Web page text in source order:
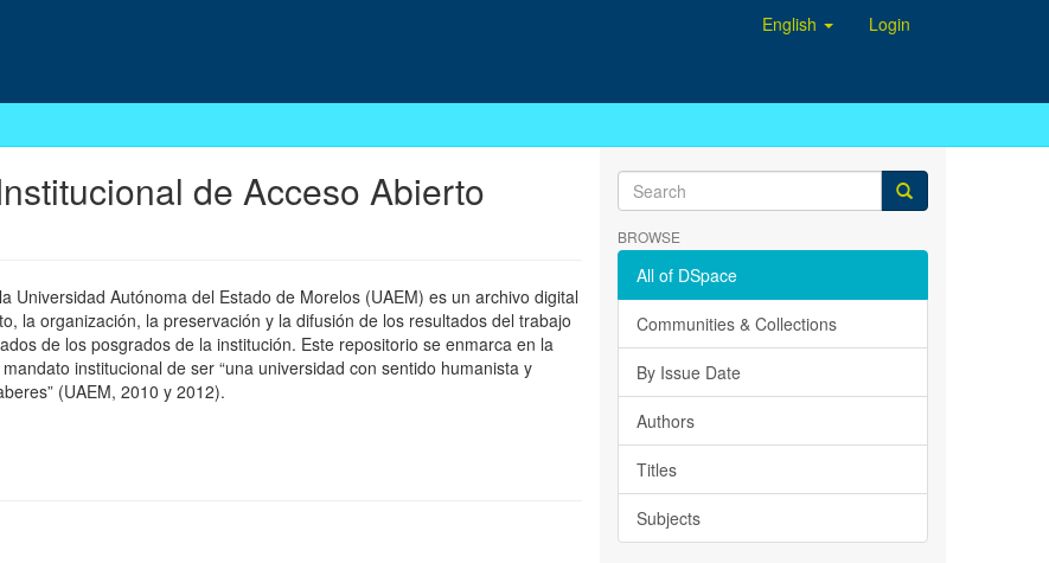
English Login
de Acceso Abierto
Universidad Autónoma del Estado de Morelos (UAEM) es un archivo digital
la organización, la preservación y la difusión de los resultados del trabajo
de los posgrados de la institución. Este repositorio se enmarca en la
institucional de ser “una universidad con sentido humanista y
(UAEM, 2010 y 2012).
BROWSE
All of DSpace
Communities & Collections
By Issue Date
Authors
Titles
Subjects